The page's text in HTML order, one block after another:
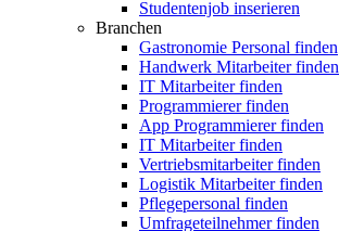
Studentenjob inserieren
Branchen
Gastronomie Personal finden
Handwerk Mitarbeiter finden
IT Mitarbeiter finden
Programmierer finden
App Programmierer finden
IT Mitarbeiter finden
Vertriebsmitarbeiter finden
Logistik Mitarbeiter finden
Pflegepersonal finden
Umfrageteilnehmer finden